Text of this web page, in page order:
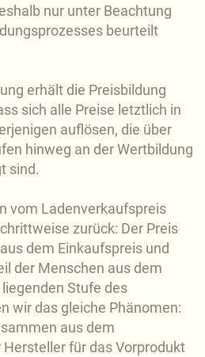
nur unter Beachtung
beurteilt
erhält die Preisbildung
sich alle Preise letztlich in
auflösen, die über
hinweg an der Wertbildung
sind.
vom Ladenverkaufspreis
zurück: Der Preis
dem Einkaufspreis und
der Menschen aus dem
Stufe des
wir das gleiche Phänomen:
aus dem
Hersteller für das Vorprodukt